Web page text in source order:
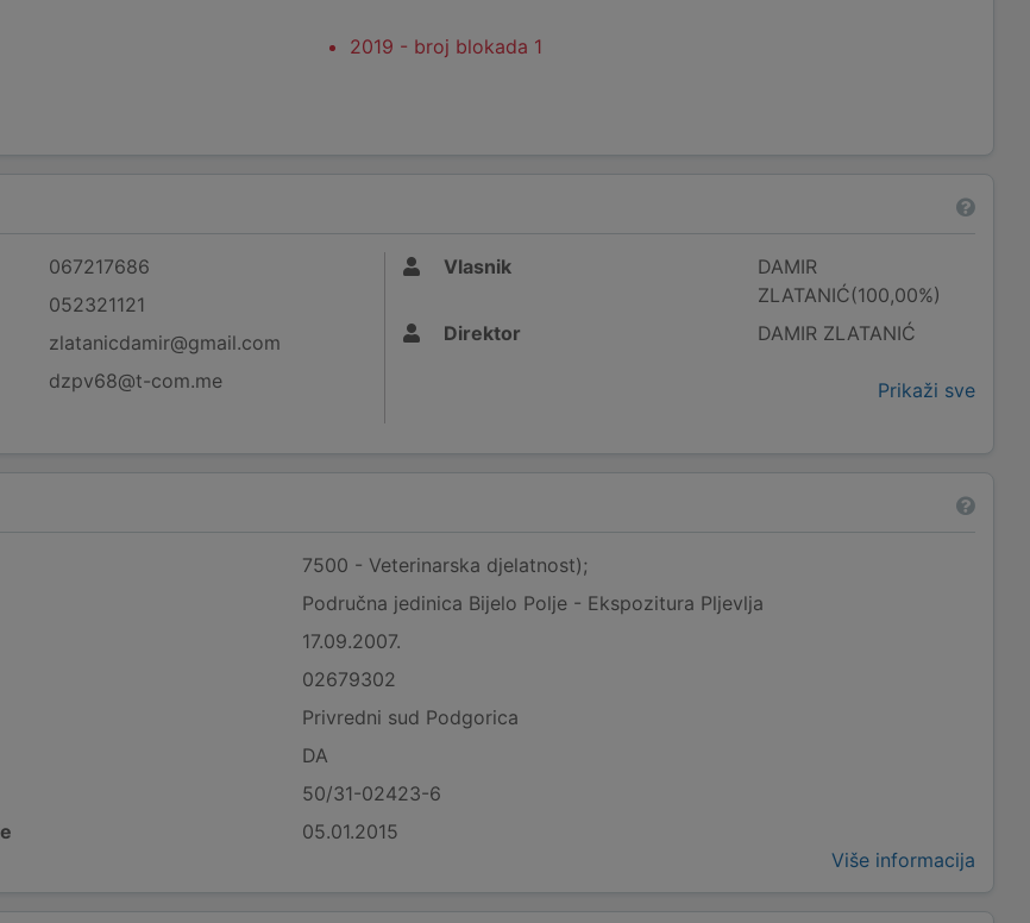
2019 - broj blokada 1
067217686
052321121
zlatanicdamir@gmail.com
dzpv68@t-com.me
Vlasnik
DAMIR
ZLATANIĆ(100,00%)
Direktor
DAMIR ZLATANIĆ
Prikaži sve
7500 - Veterinarska djelatnost);
Područna jedinica Bijelo Polje - Ekspozitura Pljevlja
17.09.2007.
02679302
Privredni sud Podgorica
DA
50/31-02423-6
05.01.2015
Više informacija